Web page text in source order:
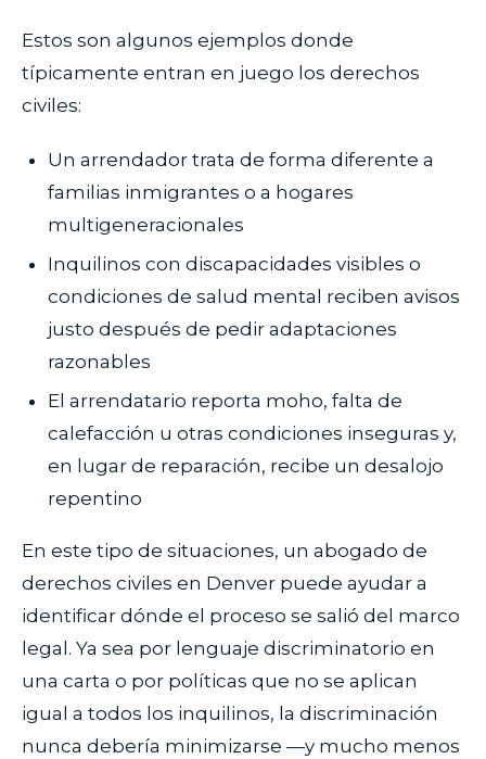
Estos son algunos ejemplos donde
típicamente entran en juego los derechos
civiles:
Un arrendador trata de forma diferente a
familias inmigrantes o a hogares
multigeneracionales
Inquilinos con discapacidades visibles o
condiciones de salud mental reciben avisos
justo después de pedir adaptaciones
razonables
El arrendatario reporta moho, falta de
calefacción u otras condiciones inseguras y,
en lugar de reparación, recibe un desalojo
repentino
En este tipo de situaciones, un abogado de
derechos civiles en Denver puede ayudar a
identificar dónde el proceso se salió del marco
legal. Ya sea por lenguaje discriminatorio en
una carta o por políticas que no se aplican
igual a todos los inquilinos, la discriminación
nunca debería minimizarse —y mucho menos